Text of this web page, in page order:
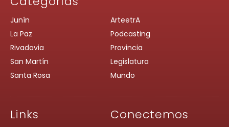
Junín
La Paz
Rivadavia
San Martín
Santa Rosa
ArteetrA
Podcasting
Provincia
Legislatura
Mundo
Links Conectemos